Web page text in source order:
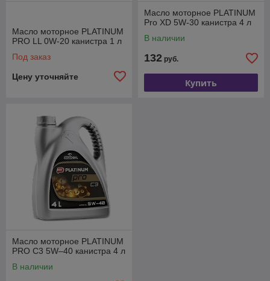
Масло моторное PLATINUM
PRO LL 0W-20 канистра 1 л
Под заказ
Цену уточняйте
Масло моторное PLATINUM
Pro XD 5W-30 канистра 4 л
В наличии
132 руб.
Купить
Масло моторное PLATINUM
PRO C3 5W–40 канистра 4 л
В наличии